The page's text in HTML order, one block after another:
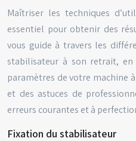
Maîtriser les techniques
essentiel pour obtenir des
vous guide à travers les
stabilisateur à son retrait, en
paramètres de votre machine
et des astuces de
erreurs courantes et à
Fixation du stabilisateur